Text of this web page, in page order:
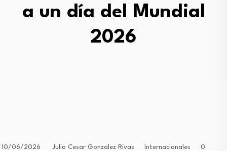
a un día del Mundial
2026
10/06/2026 Julio Cesar Gonzalez Rivas Internacionales 0